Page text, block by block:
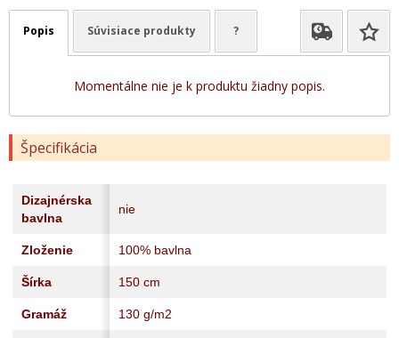
Popis Súvisiace produkty ?
Momentálne nie je k produktu žiadny popis.
Špecifikácia
Dizajnérska
bavlna
nie
Zloženie 100% bavlna
Šírka 150 cm
Gramáž 130 g/m2